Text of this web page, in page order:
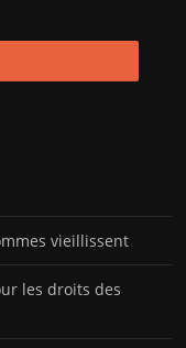
vieillissent
les droits des